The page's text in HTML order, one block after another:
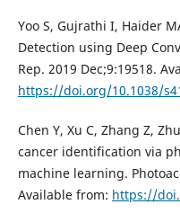
Yoo S, Gujrathi I, Haider
Detection using Deep
Rep. 2019 Dec;9:19518.
https://doi.org/10.1038/
Chen Y, Xu C, Zhang Z,
cancer identification via
machine learning.
Available from: https://